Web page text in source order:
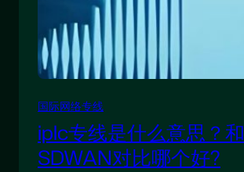
国际网络专线
iplc专线是什么意思？和
SDWAN对比哪个好?